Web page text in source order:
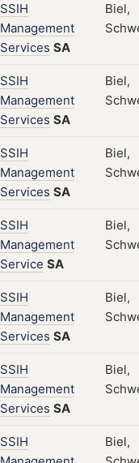
SSIH
Management
Services SA
Biel,
SSIH
Management
Services SA
Biel,
SSIH
Management
Services SA
Biel,
SSIH
Management
Service SA
Biel,
SSIH
Management
Services SA
Biel,
SSIH
Management
Services SA
Biel,
SSIH
Biel,